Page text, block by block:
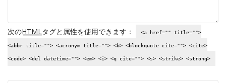
次のHTML タグと属性を使用できます： <a href="" title="">
<abbr title=""> <acronym title=""> <b> <blockquote cite=""> <cite>
<code> <del datetime=""> <em> <i> <q cite=""> <s> <strike> <strong>